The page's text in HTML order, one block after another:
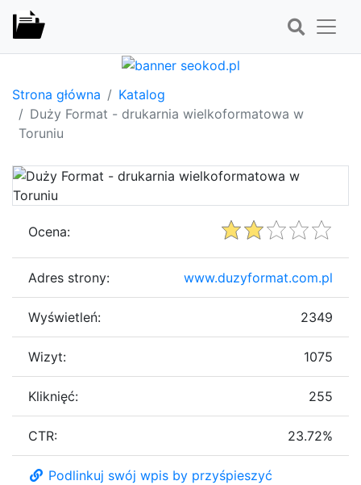
Strona główna
Katalog
Duży Format - drukarnia wielkoformatowa w
Toruniu
Ocena:
Adres strony: www.duzyformat.com.pl
Wyświetleń: 2349
Wizyt: 1075
Kliknięć: 255
CTR: 23.72%
Podlinkuj swój wpis by przyśpieszyć